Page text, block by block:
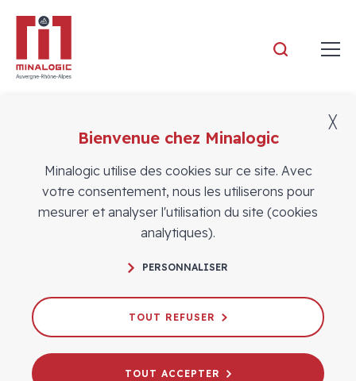
Adhérents
Bienvenue chez Minalogic
Minalogic utilise des cookies sur ce site. Avec
votre consentement, nous les utiliserons pour
mesurer et analyser l'utilisation du site (cookies
analytiques).
PERSONNALISER
TOUT REFUSER
TOUT ACCEPTER
╳